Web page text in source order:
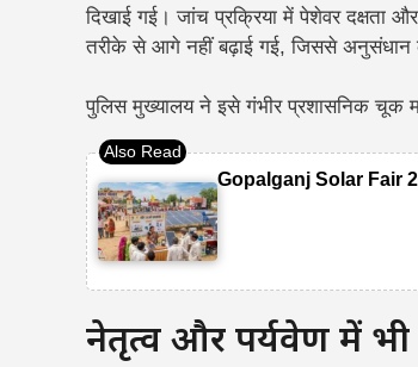
दिखाई गई। जांच प्रक्रिया में पेशेवर दक्षता
तरीके से आगे नहीं बढ़ाई गई, जिससे अनुसंधान
पुलिस मुख्यालय ने इसे गंभीर प्रशासनिक चूक
Gopalganj Solar Fair
नेतृत्व और पर्यवेक्षण में